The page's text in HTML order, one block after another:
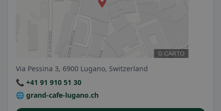
Via Pessina 3, 6900 Lugano, Switzerland
📞 +41 91 910 51 30
🌐 grand-cafe-lugano.ch